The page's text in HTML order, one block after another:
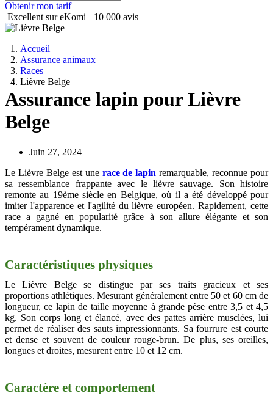
Obtenir mon tarif
Excellent sur eKomi +10 000 avis
Accueil
Assurance animaux
Races
Lièvre Belge
Assurance lapin pour Lièvre
Belge
Juin 27, 2024
Le Lièvre Belge est une race de lapin remarquable, reconnue pour
sa ressemblance frappante avec le lièvre sauvage. Son histoire
remonte au 19ème siècle en Belgique, où il a été développé pour
imiter l'apparence et l'agilité du lièvre européen. Rapidement, cette
race a gagné en popularité grâce à son allure élégante et son
tempérament dynamique.
Caractéristiques physiques
Le Lièvre Belge se distingue par ses traits gracieux et ses
proportions athlétiques. Mesurant généralement entre 50 et 60 cm de
longueur, ce lapin de taille moyenne à grande pèse entre 3,5 et 4,5
kg. Son corps long et élancé, avec des pattes arrière musclées, lui
permet de réaliser des sauts impressionnants. Sa fourrure est courte
et dense et souvent de couleur rouge-brun. De plus, ses oreilles,
longues et droites, mesurent entre 10 et 12 cm.
Caractère et comportement